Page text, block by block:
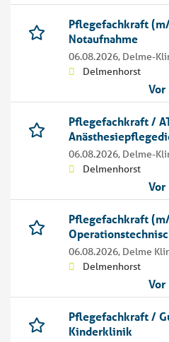
Pflegefachkraft
Notaufnahme
06.08.2026, Delme-
Delmenhorst
Pflegefachkraft /
06.08.2026, Delme-
Delmenhorst
Pflegefachkraft
06.08.2026, Delme
Delmenhorst
Pflegefachkraft /
Kinderklinik